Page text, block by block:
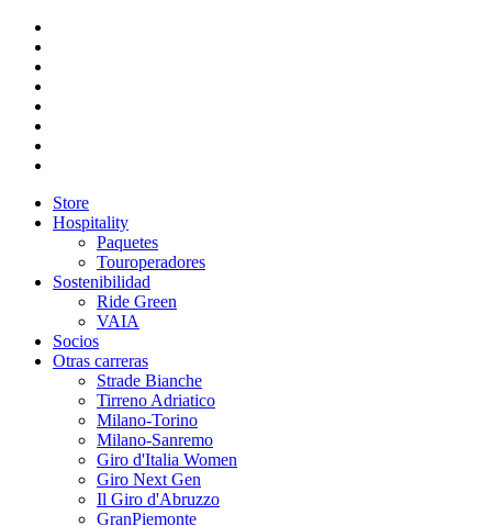
Store
Hospitality
Paquetes
Touroperadores
Sostenibilidad
Ride Green
VAIA
Socios
Otras carreras
Strade Bianche
Tirreno Adriatico
Milano-Torino
Milano-Sanremo
Giro d'Italia Women
Giro Next Gen
Il Giro d'Abruzzo
GranPiemonte